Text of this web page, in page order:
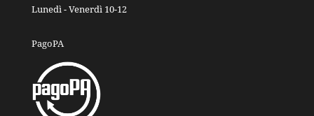
Lunedì - Venerdì 10-12
PagoPA